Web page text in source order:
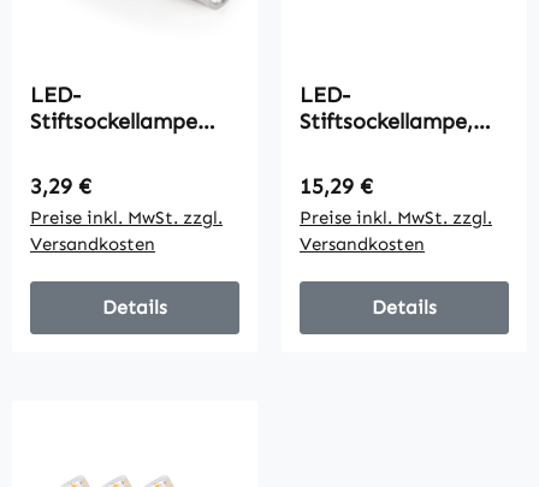
LED-
Stiftsockellampe
720lm, 4000K,
neutralweiß
Regulärer Preis:
3,29 €
Preise inkl. MwSt. zzgl.
Versandkosten
Details
LED-
Stiftsockellampe,
3000K, 230V,
dimmbar, 3er-Pack
Regulärer Preis:
15,29 €
Preise inkl. MwSt. zzgl.
Versandkosten
Details